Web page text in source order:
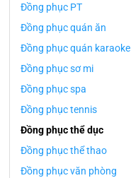
Đồng phục PT
Đồng phục quán ăn
Đồng phục quán karaoke
Đồng phục sơ mi
Đồng phục spa
Đồng phục tennis
Đồng phục thể dục
Đồng phục thể thao
Đồng phục văn phòng